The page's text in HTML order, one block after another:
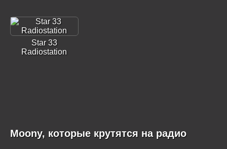
Star 33
Radiostation
Moony, которые крутятся на радио